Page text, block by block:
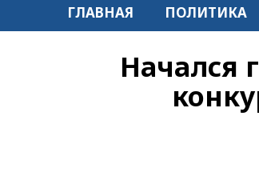
ГЛАВНАЯ ПОЛИТИКА
Начался